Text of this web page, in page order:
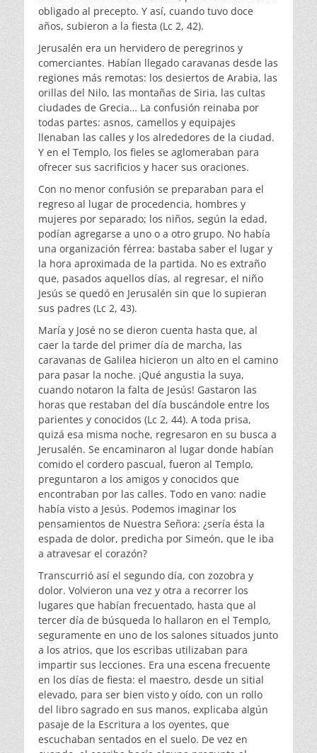
obligado al precepto. Y así, cuando tuvo doce
años, subieron a la fiesta (Lc 2, 42).
Jerusalén era un hervidero de peregrinos y
comerciantes. Habían llegado caravanas desde las
regiones más remotas: los desiertos de Arabia, las
orillas del Nilo, las montañas de Siria, las cultas
ciudades de Grecia… La confusión reinaba por
todas partes: asnos, camellos y equipajes
llenaban las calles y los alrededores de la ciudad.
Y en el Templo, los fieles se aglomeraban para
ofrecer sus sacrificios y hacer sus oraciones.
Con no menor confusión se preparaban para el
regreso al lugar de procedencia, hombres y
mujeres por separado; los niños, según la edad,
podían agregarse a uno o a otro grupo. No había
una organización férrea: bastaba saber el lugar y
la hora aproximada de la partida. No es extraño
que, pasados aquellos días, al regresar, el niño
Jesús se quedó en Jerusalén sin que lo supieran
sus padres (Lc 2, 43).
María y José no se dieron cuenta hasta que, al
caer la tarde del primer día de marcha, las
caravanas de Galilea hicieron un alto en el camino
para pasar la noche. ¡Qué angustia la suya,
cuando notaron la falta de Jesús! Gastaron las
horas que restaban del día buscándole entre los
parientes y conocidos (Lc 2, 44). A toda prisa,
quizá esa misma noche, regresaron en su busca a
Jerusalén. Se encaminaron al lugar donde habían
comido el cordero pascual, fueron al Templo,
preguntaron a los amigos y conocidos que
encontraban por las calles. Todo en vano: nadie
había visto a Jesús. Podemos imaginar los
pensamientos de Nuestra Señora: ¿sería ésta la
espada de dolor, predicha por Simeón, que le iba
a atravesar el corazón?
Transcurrió así el segundo día, con zozobra y
dolor. Volvieron una vez y otra a recorrer los
lugares que habían frecuentado, hasta que al
tercer día de búsqueda lo hallaron en el Templo,
seguramente en uno de los salones situados junto
a los atrios, que los escribas utilizaban para
impartir sus lecciones. Era una escena frecuente
en los días de fiesta: el maestro, desde un sitial
elevado, para ser bien visto y oído, con un rollo
del libro sagrado en sus manos, explicaba algún
pasaje de la Escritura a los oyentes, que
escuchaban sentados en el suelo. De vez en